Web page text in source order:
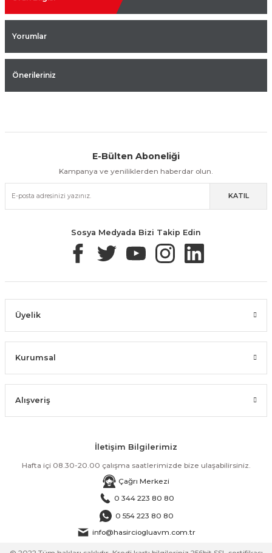
Yorumlar
Önerileriniz
Kolay İade & Değişim Güvenli Alışveriş
Güvenli Paketleme Taksit / Havale İle Alışveriş Kolay İade & Değişim
E-Bülten Aboneliği
Kampanya ve yeniliklerden haberdar olun.
KATIL
Sosya Medyada Bizi Takip Edin
Üyelik
Kurumsal
Alışveriş
İletişim Bilgilerimiz
Hafta içi 08.30-20.00 çalışma saatlerimizde bize ulaşabilirsiniz.
Çağrı Merkezi
0 344 223 80 80
0 554 223 80 80
info@hasirciogluavm.com.tr